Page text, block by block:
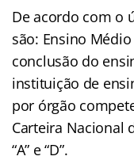
De acordo com o
são: Ensino
conclusão do
instituição de
por órgão
Carteira Nacional
“A” e “D”.